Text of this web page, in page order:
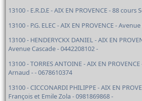
13100 - E.R.D.E - AIX EN PROVENCE - 88 cours
13100 - P.G. ELEC - AIX EN PROVENCE -
13100 - HENDERYCKX DANIEL - AIX EN
Avenue Cascade - 0442208102 -
13100 - TORRES ANTOINE - AIX EN
Arnaud - - 0678610374
13100 - CICCONARDI PHILIPPE - AIX EN
François et Emile Zola - 0981869868 -